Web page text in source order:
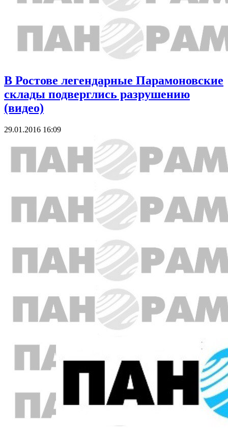
В Ростове легендарные Парамоновские
склады подверглись разрушению
(видео)
29.01.2016 16:09